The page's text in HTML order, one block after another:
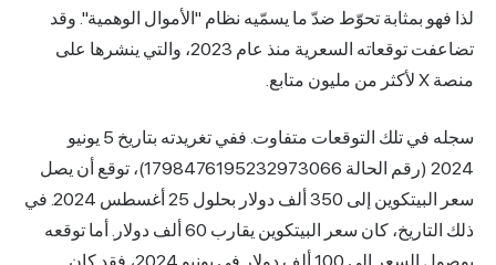
لذا فهو بمثابة تحوّط ضدّ ما يسمّيه نظام "الأموال الوهمية". وقد
تضاعفت توقعاته السعرية منذ عام 2023، والتي ينشرها على
منصة X لأكثر من مليون متابع.
سجله في تلك التوقعات متفاوت. ففي تغريدته بتاريخ 5 يونيو
2024 (رقم الحالة 1798476195232973066)، توقع أن يصل
سعر البيتكوين إلى 350 ألف دولار بحلول 25 أغسطس 2024. في
ذلك التاريخ، كان سعر البيتكوين يقارب 60 ألف دولار. أما توقعه